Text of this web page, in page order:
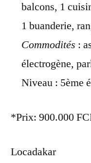
balcons, 1
1 buanderie,
Commodités :
électrogène,
Niveau : 5ème
*Prix: 900.000
Locadakar